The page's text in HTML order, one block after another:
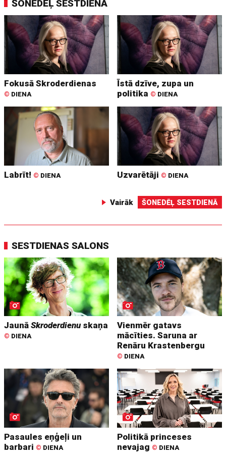
ŠONEDĒĻ SESTDIENĀ
Fokusā Skroderdienas
© DIENA
Īstā dzīve, zupa un
politika © DIENA
Labrīt! © DIENA Uzvarētāji © DIENA
Vairāk ŠONEDĒĻ SESTDIENĀ
SESTDIENAS SALONS
JaunāSkroderdienuskaņa
© DIENA
Vienmēr gatavs
mācīties. Saruna ar
Renāru Krastenbergu
© DIENA
Pasaules eņģeļi un
barbari © DIENA
Politikā princeses
nevajag © DIENA